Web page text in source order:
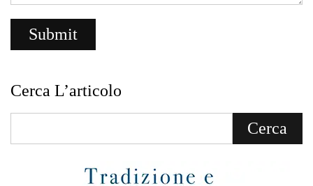
Cerca L’articolo